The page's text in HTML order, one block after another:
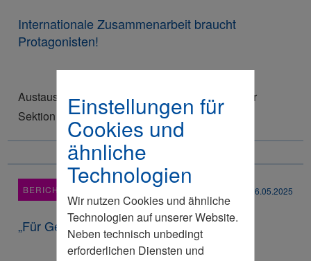
Einstellungen für
Cookies und
ähnliche
Technologien
Wir nutzen Cookies und ähnliche
Technologien auf unserer Website.
Neben technisch unbedingt
erforderlichen Diensten und
Internationale Zusammenarbeit braucht
Protagonisten!
Austausch mit Leif Bodin MdB und Vertretern der
Sektion Schleswig-Flensburg
BERICHT 26.05.2025
„Für Gesetze gilt ‚One in, Three out‘“